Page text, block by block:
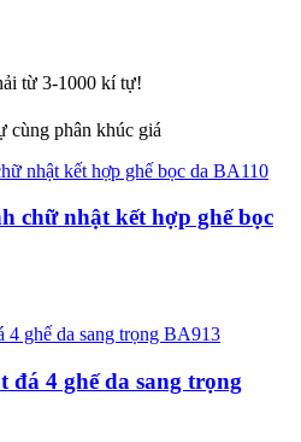
từ 3-1000 kí tự!
cùng phân khúc giá
chữ nhật kết hợp ghế bọc
đá 4 ghế da sang trọng